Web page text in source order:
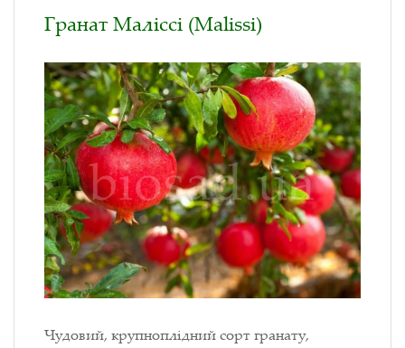
Гранат Маліссі (Malissi)
Чудовий, крупноплідний сорт гранату,